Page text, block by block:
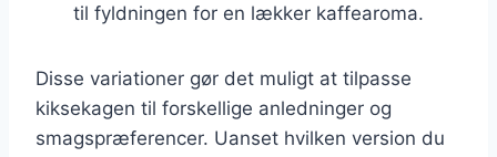
til fyldningen for en lækker kaffearoma.
Disse variationer gør det muligt at tilpasse
kiksekagen til forskellige anledninger og
smagspræferencer. Uanset hvilken version du